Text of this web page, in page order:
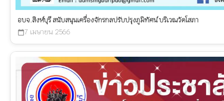
อบจ.สิงห์บุรี สนับสนุนเครื่องจักรกลปรับปรุงภูมิทัศน์ บริเวณวัดโสภา
calendar_today7 เมษายน 2566